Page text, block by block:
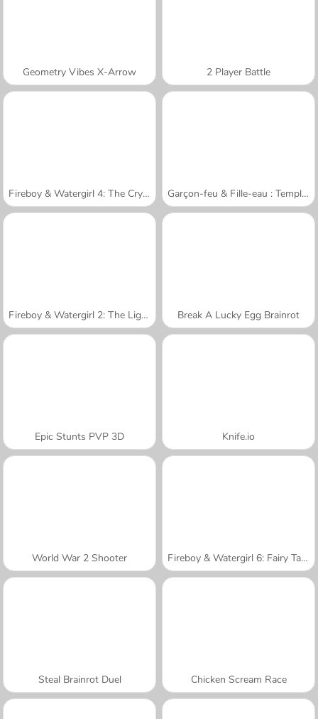
Geometry Vibes X-Arrow 2 Player Battle
Fireboy & Watergirl 4: The Crystal Temple Garçon-feu & Fille-eau : Temple de forêt
Fireboy & Watergirl 2: The Light Temple Break A Lucky Egg Brainrot
Epic Stunts PVP 3D Knife.io
World War 2 Shooter Fireboy & Watergirl 6: Fairy Tales
Steal Brainrot Duel Chicken Scream Race